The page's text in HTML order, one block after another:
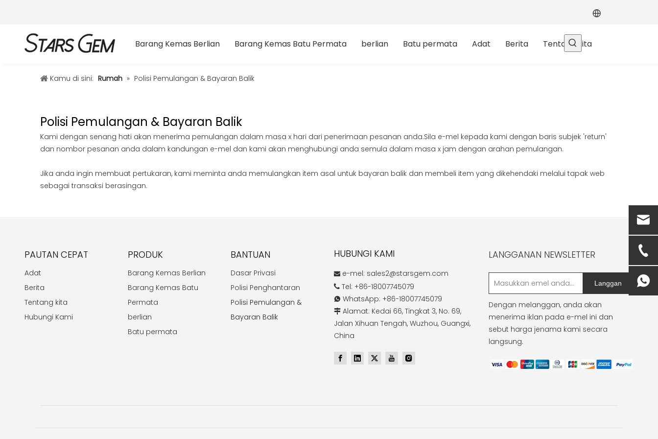
Barang Kemas Berlian Barang Kemas Batu Permata berlian Batu permata Adat Berita Tentang kita
Kamu di sini: Rumah » Polisi Pemulangan & Bayaran Balik
Polisi Pemulangan & Bayaran Balik
Kami dengan senang hati akan menerima pemulangan dalam masa x hari dari penerimaan pesanan anda.Sila e-mel kepada kami dengan baris subjek 'return'
dan nombor pesanan anda dalam kandungan e-mel dan kami akan menghubungi anda semula dalam masa x jam dengan arahan pemulangan.
Jika anda ingin membuat pertukaran, kami meminta anda memulangkan item asal untuk bayaran balik dan membeli item yang dikehendaki melalui tapak web
sebagai transaksi berasingan.
PAUTAN CEPAT
Adat
Berita
Tentang kita
Hubungi Kami
PRODUK
Barang Kemas Berlian
Barang Kemas Batu
Permata
berlian
Batu permata
BANTUAN
Dasar Privasi
Polisi Penghantaran
Polisi Pemulangan &
Bayaran Balik
HUBUNGI KAMI
e-mel: sales2@starsgem.com
Tel: +86-18007745079
 WhatsApp: +86-18007745079
Alamat: Kedai 66, Tingkat 3, No. 69,
Jalan Xihuan Tengah, Wuzhou, Guangxi,
China
LANGGANAN NEWSLETTER
Langgan
Dengan melanggan, anda akan
menerima iklan pada e-mel ini dan
sebut harga jenama kami secara
langsung.